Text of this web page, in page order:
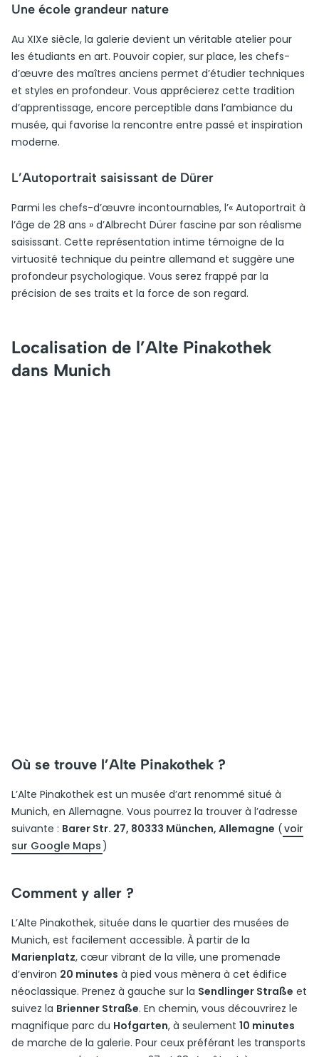
Une école grandeur nature
Au XIXe siècle, la galerie devient un véritable atelier pour
les étudiants en art. Pouvoir copier, sur place, les chefs-
d’œuvre des maîtres anciens permet d’étudier techniques
et styles en profondeur. Vous apprécierez cette tradition
d’apprentissage, encore perceptible dans l’ambiance du
musée, qui favorise la rencontre entre passé et inspiration
moderne.
L’Autoportrait saisissant de Dürer
Parmi les chefs-d’œuvre incontournables, l’« Autoportrait à
l’âge de 28 ans » d’Albrecht Dürer fascine par son réalisme
saisissant. Cette représentation intime témoigne de la
virtuosité technique du peintre allemand et suggère une
profondeur psychologique. Vous serez frappé par la
précision de ses traits et la force de son regard.
Localisation de l’Alte Pinakothek
dans Munich
Où se trouve l’Alte Pinakothek ?
L’Alte Pinakothek est un musée d’art renommé situé à
Munich, en Allemagne. Vous pourrez la trouver à l’adresse
suivante : Barer Str. 27, 80333 München, Allemagne (voir
sur Google Maps )
Comment y aller ?
L’Alte Pinakothek, située dans le quartier des musées de
Munich, est facilement accessible. À partir de la
Marienplatz, cœur vibrant de la ville, une promenade
d’environ 20 minutes à pied vous mènera à cet édifice
néoclassique. Prenez à gauche sur la Sendlinger Straße et
suivez la Brienner Straße. En chemin, vous découvrirez le
magnifique parc du Hofgarten, à seulement 10 minutes
de marche de la galerie. Pour ceux préférant les transports